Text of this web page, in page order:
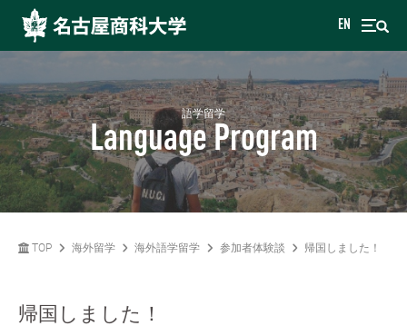
EN
語学留学
Language Program
TOP 海外留学 海外語学留学 参加者体験談 帰国しました！
帰国しました！